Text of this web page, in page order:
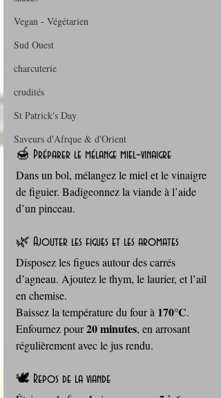
Vegan - Végétarien
Sud Ouest
charcuterie
crudités
St Patrick's Day
Saveurs d'Afrque & d'Orient
🍯 Préparer le mélange miel–vinaigre
Dans un bol, mélangez le miel et le vinaigre
de figuier. Badigeonnez la viande à l’aide
d’un pinceau.
🌿 Ajouter les figues et les aromates
Disposez les figues autour des carrés
d’agneau. Ajoutez le thym, le laurier, et l’ail
en chemise.
Baissez la température du four à 170°C.
Enfournez pour 20 minutes, en arrosant
régulièrement avec le jus rendu.
🕊️ Repos de la viande